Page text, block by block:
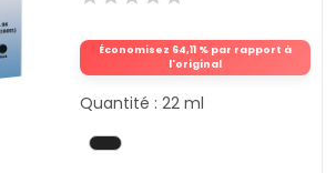
Économisez 64,11 % par rapport à
l'original
Quantité : 22 ml